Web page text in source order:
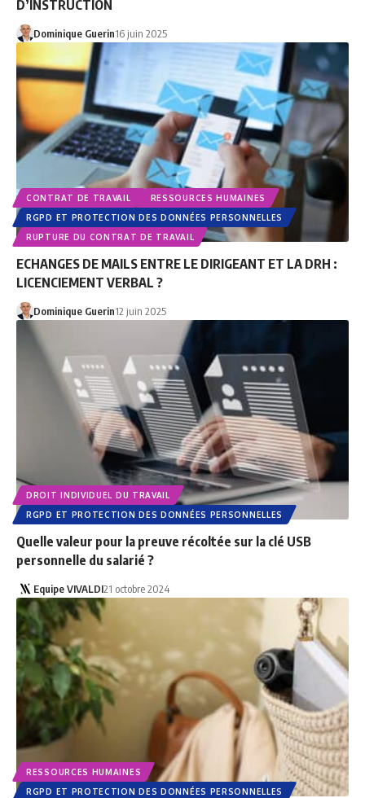
D’INSTRUCTION
Dominique Guerin16 juin 2025
CONTRAT DE TRAVAIL
RESSOURCES HUMAINES
RGPD ET PROTECTION DES DONNÉES PERSONNELLES
RUPTURE DU CONTRAT DE TRAVAIL
ECHANGES DE MAILS ENTRE LE DIRIGEANT ET LA DRH :
LICENCIEMENT VERBAL ?
Dominique Guerin12 juin 2025
DROIT INDIVIDUEL DU TRAVAIL
RGPD ET PROTECTION DES DONNÉES PERSONNELLES
Quelle valeur pour la preuve récoltée sur la clé USB
personnelle du salarié ?
Equipe VIVALDI21 octobre 2024
RESSOURCES HUMAINES
RGPD ET PROTECTION DES DONNÉES PERSONNELLES